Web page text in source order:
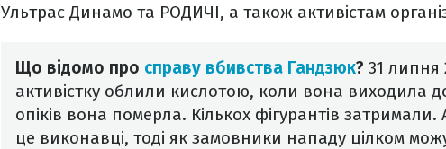
Ультрас Динамо та РОДИЧІ, а також активістам
Що відомо про справу вбивства Гандзюк? 31 липня
активістку облили кислотою, коли вона виходила
опіків вона померла. Кількох фігурантів
це виконавці, тоді як замовники нападу цілком